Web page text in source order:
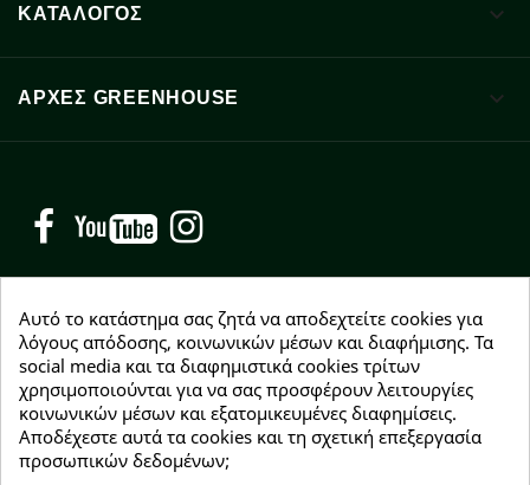
ΚΑΤΑΛΟΓΟΣ 
ΑΡΧΈΣ GREENHOUSE 
Facebook YouTube
NEWSLETTER
Εγγραφείτε δωρεάν και θα είστε οι πρώτοι που θα
λάβετε τα νέα μας γύρω από προσφορές, εκπτώσεις
και νέα προϊόντα.
Αυτό το κατάστημα σας ζητά να αποδεχτείτε cookies για
λόγους απόδοσης, κοινωνικών μέσων και διαφήμισης. Τα
social media και τα διαφημιστικά cookies τρίτων
χρησιμοποιούνται για να σας προσφέρουν λειτουργίες
κοινωνικών μέσων και εξατομικευμένες διαφημίσεις.
Αποδέχεστε αυτά τα cookies και τη σχετική επεξεργασία
προσωπικών δεδομένων;